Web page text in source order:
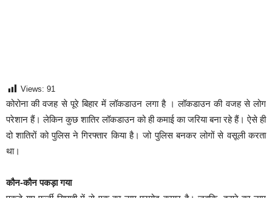
Views: 91
कोरोना की वजह से पूरे बिहार में लॉकडाउन लगा है । लॉकडाउन की वजह से लोग
परेशान हैं। लेकिन कुछ शातिर लॉकडाउन को ही कमाई का जरिया बना रहे हैं। ऐसे ही
दो शातिरों को पुलिस ने गिरफ्तार किया है। जो पुलिस बनकर लोगों से वसूली करता
था।
कौन-कौन पकड़ा गया